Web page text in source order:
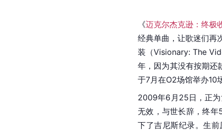
《迈克尔杰克逊：终极
经典单曲，让歌迷们再
装（Visionary: The
年，因为其没有按期还
于7月在O2场馆举办10
2009年6月25日，正为
无效，与世长辞，终年
下了吉尼斯纪录。生